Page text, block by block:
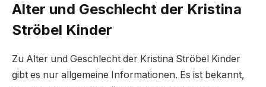
Alter und Geschlecht der Kristina
Ströbel Kinder
Zu Alter und Geschlecht der Kristina Ströbel Kinder
gibt es nur allgemeine Informationen. Es ist bekannt,